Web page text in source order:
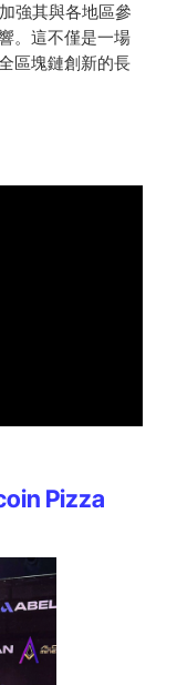
強其與各地區參
。這不僅是一場
區塊鏈創新的長
Pizza